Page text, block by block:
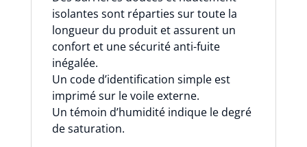
isolantes sont réparties sur toute la
longueur du produit et assurent un
confort et une sécurité anti-fuite
inégalée.
Un code d’identification simple est
imprimé sur le voile externe.
Un témoin d’humidité indique le degré
de saturation.